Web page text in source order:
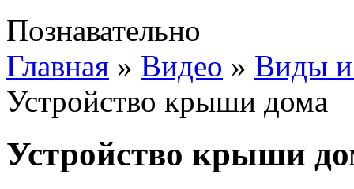
Познавательно
Главная » Видео » Виды и
Устройство крыши дома
Устройство крыши